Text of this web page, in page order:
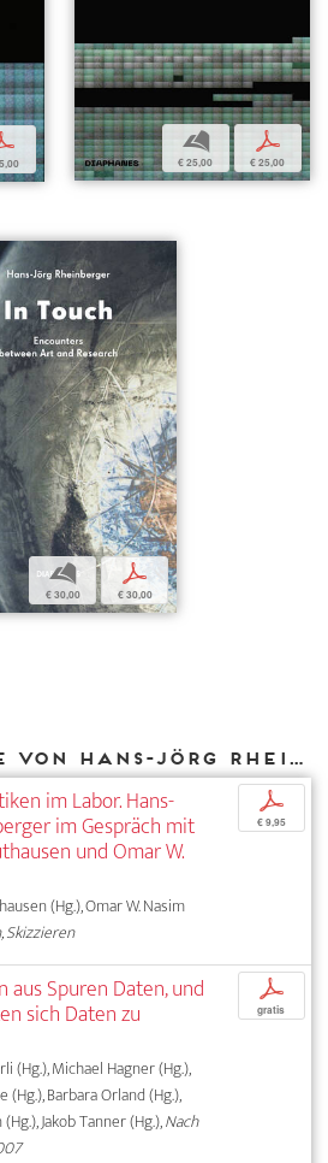
b
€ 25,00
p
€ 25,00
b
€ 30,00
p
€ 30,00
Weitere Texte von Hans-Jörg Rheinberger bei DIAPHANES
im Labor. Hans-
im Gespräch mit
und Omar W.
(Hg.), Omar W. Nasim
Skizzieren
p
€ 9,95
aus Spuren Daten, und
sich Daten zu
(Hg.), Michael Hagner (Hg.),
(Hg.), Barbara Orland (Hg.),
Jakob Tanner (Hg.),Nach
p
gratis